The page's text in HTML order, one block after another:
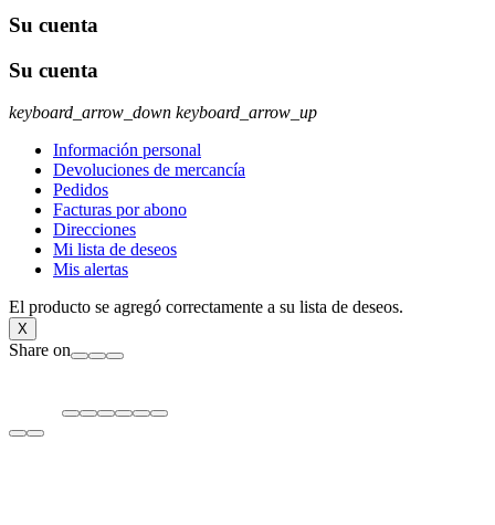
Su cuenta
Su cuenta
keyboard_arrow_down keyboard_arrow_up
Información personal
Devoluciones de mercancía
Pedidos
Facturas por abono
Direcciones
Mi lista de deseos
Mis alertas
El producto se agregó correctamente a su lista de deseos.
X
Share on